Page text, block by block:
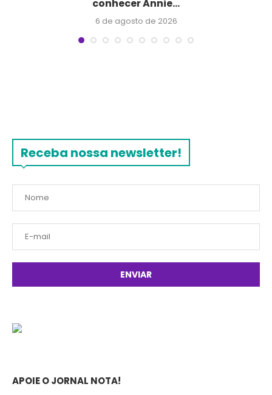
conhecer Annie...
6 de agosto de 2026
Receba nossa newsletter!
APOIE O JORNAL NOTA!